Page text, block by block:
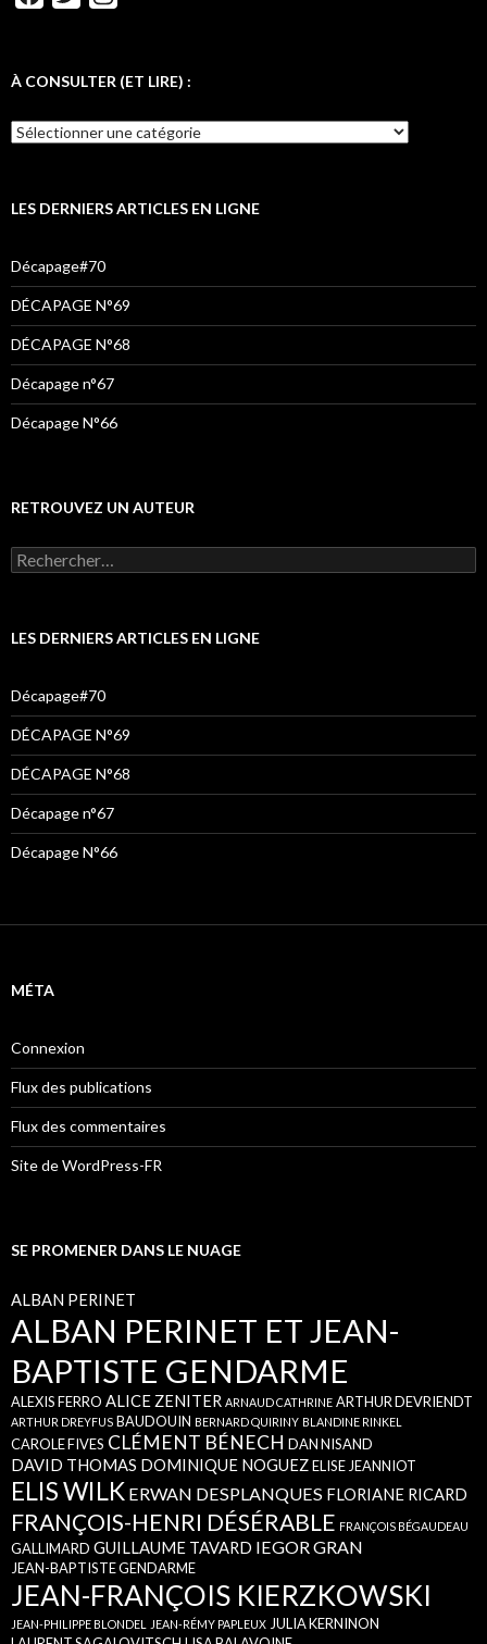
e
o
t
e
t
g
m
À CONSULTER (ET LIRE) :
LES DERNIERS ARTICLES EN LIGNE
Décapage#70
DÉCAPAGE N°69
DÉCAPAGE N°68
Décapage n°67
Décapage N°66
RETROUVEZ UN AUTEUR
LES DERNIERS ARTICLES EN LIGNE
Décapage#70
DÉCAPAGE N°69
DÉCAPAGE N°68
Décapage n°67
Décapage N°66
MÉTA
Connexion
Flux des publications
Flux des commentaires
Site de WordPress-FR
SE PROMENER DANS LE NUAGE
ALBAN PERINET
ALBAN PERINET ET JEAN-
BAPTISTE GENDARME
ALEXIS FERRO ALICE ZENITER ARNAUD CATHRINE ARTHUR DEVRIENDT
ARTHUR DREYFUS BAUDOUIN BERNARD QUIRINY BLANDINE RINKEL
CAROLE FIVES CLÉMENT BÉNECH DAN NISAND
DAVID THOMAS DOMINIQUE NOGUEZELISE JEANNIOT
ELIS WILK ERWAN DESPLANQUES FLORIANE RICARD
FRANÇOIS-HENRI DÉSÉRABLE FRANÇOIS BÉGAUDEAU
GALLIMARD GUILLAUME TAVARD IEGOR GRAN
JEAN-BAPTISTE GENDARME
JEAN-FRANÇOIS KIERZKOWSKI
JEAN-PHILIPPE BLONDEL JEAN-RÉMY PAPLEUX JULIA KERNINON